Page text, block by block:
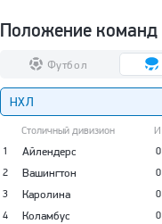
Положение команд
Футбол
НХЛ
Столичный дивизион И
1
Айлендерс 0
2 Вашингтон 0
3 Каролина 0
4 Коламбус 0